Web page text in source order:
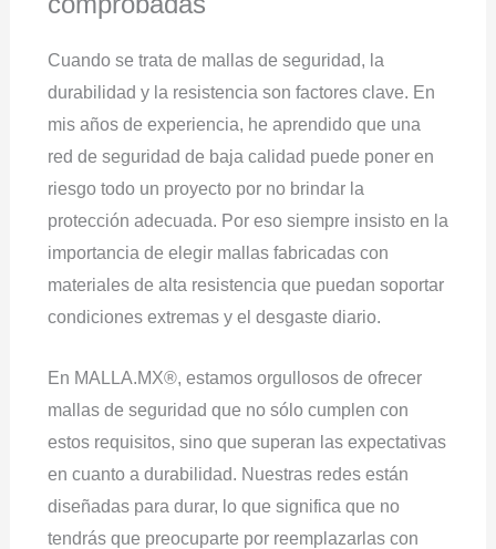
Cuando se trata de mallas de seguridad, la
durabilidad y la resistencia son factores clave. En
mis años de experiencia, he aprendido que una
red de seguridad de baja calidad puede poner en
riesgo todo un proyecto por no brindar la
protección adecuada. Por eso siempre insisto en la
importancia de elegir mallas fabricadas con
materiales de alta resistencia que puedan soportar
condiciones extremas y el desgaste diario.
En MALLA.MX®, estamos orgullosos de ofrecer
mallas de seguridad que no sólo cumplen con
estos requisitos, sino que superan las expectativas
en cuanto a durabilidad. Nuestras redes están
diseñadas para durar, lo que significa que no
tendrás que preocuparte por reemplazarlas con